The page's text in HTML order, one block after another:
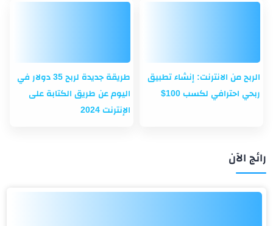
الربح من الانترنت: إنشاء تطبيق
ربحي احترافي لكسب 100$
طريقة جديدة لربح 35 دولار في
اليوم عن طريق الكتابة على
الإنترنت 2024
رائج الآن